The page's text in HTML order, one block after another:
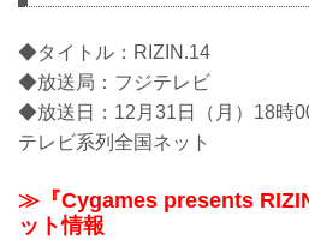
◆タイトル：RIZIN.14
◆放送局：フジテレビ
◆放送日：12月31日（月）18時
テレビ系列全国ネット
≫『Cygames presents
ット情報